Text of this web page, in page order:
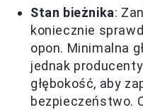
Stan bieżnika:
koniecznie
opon. Minimalna
jednak
głębokość, aby
bezpieczeństwo.